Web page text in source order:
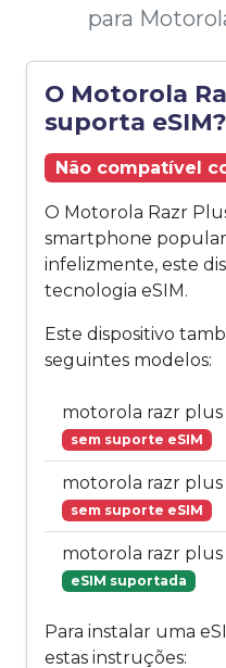
para
O Motorola
suporta eSIM?
Não compatível
O Motorola Razr
smartphone
infelizmente, este
tecnologia eSIM.
Este dispositivo
seguintes modelos:
motorola razr plus
sem suporte eSIM
motorola razr plus
sem suporte eSIM
motorola razr plus
eSIM suportada
Para instalar uma
estas instruções: